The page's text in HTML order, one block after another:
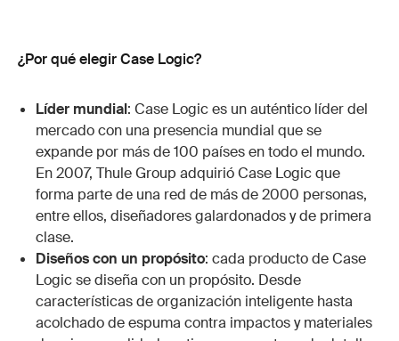
¿Por qué elegir Case Logic?
Líder mundial: Case Logic es un auténtico líder del
mercado con una presencia mundial que se
expande por más de 100 países en todo el mundo.
En 2007, Thule Group adquirió Case Logic que
forma parte de una red de más de 2000 personas,
entre ellos, diseñadores galardonados y de primera
clase.
Diseños con un propósito: cada producto de Case
Logic se diseña con un propósito. Desde
características de organización inteligente hasta
acolchado de espuma contra impactos y materiales